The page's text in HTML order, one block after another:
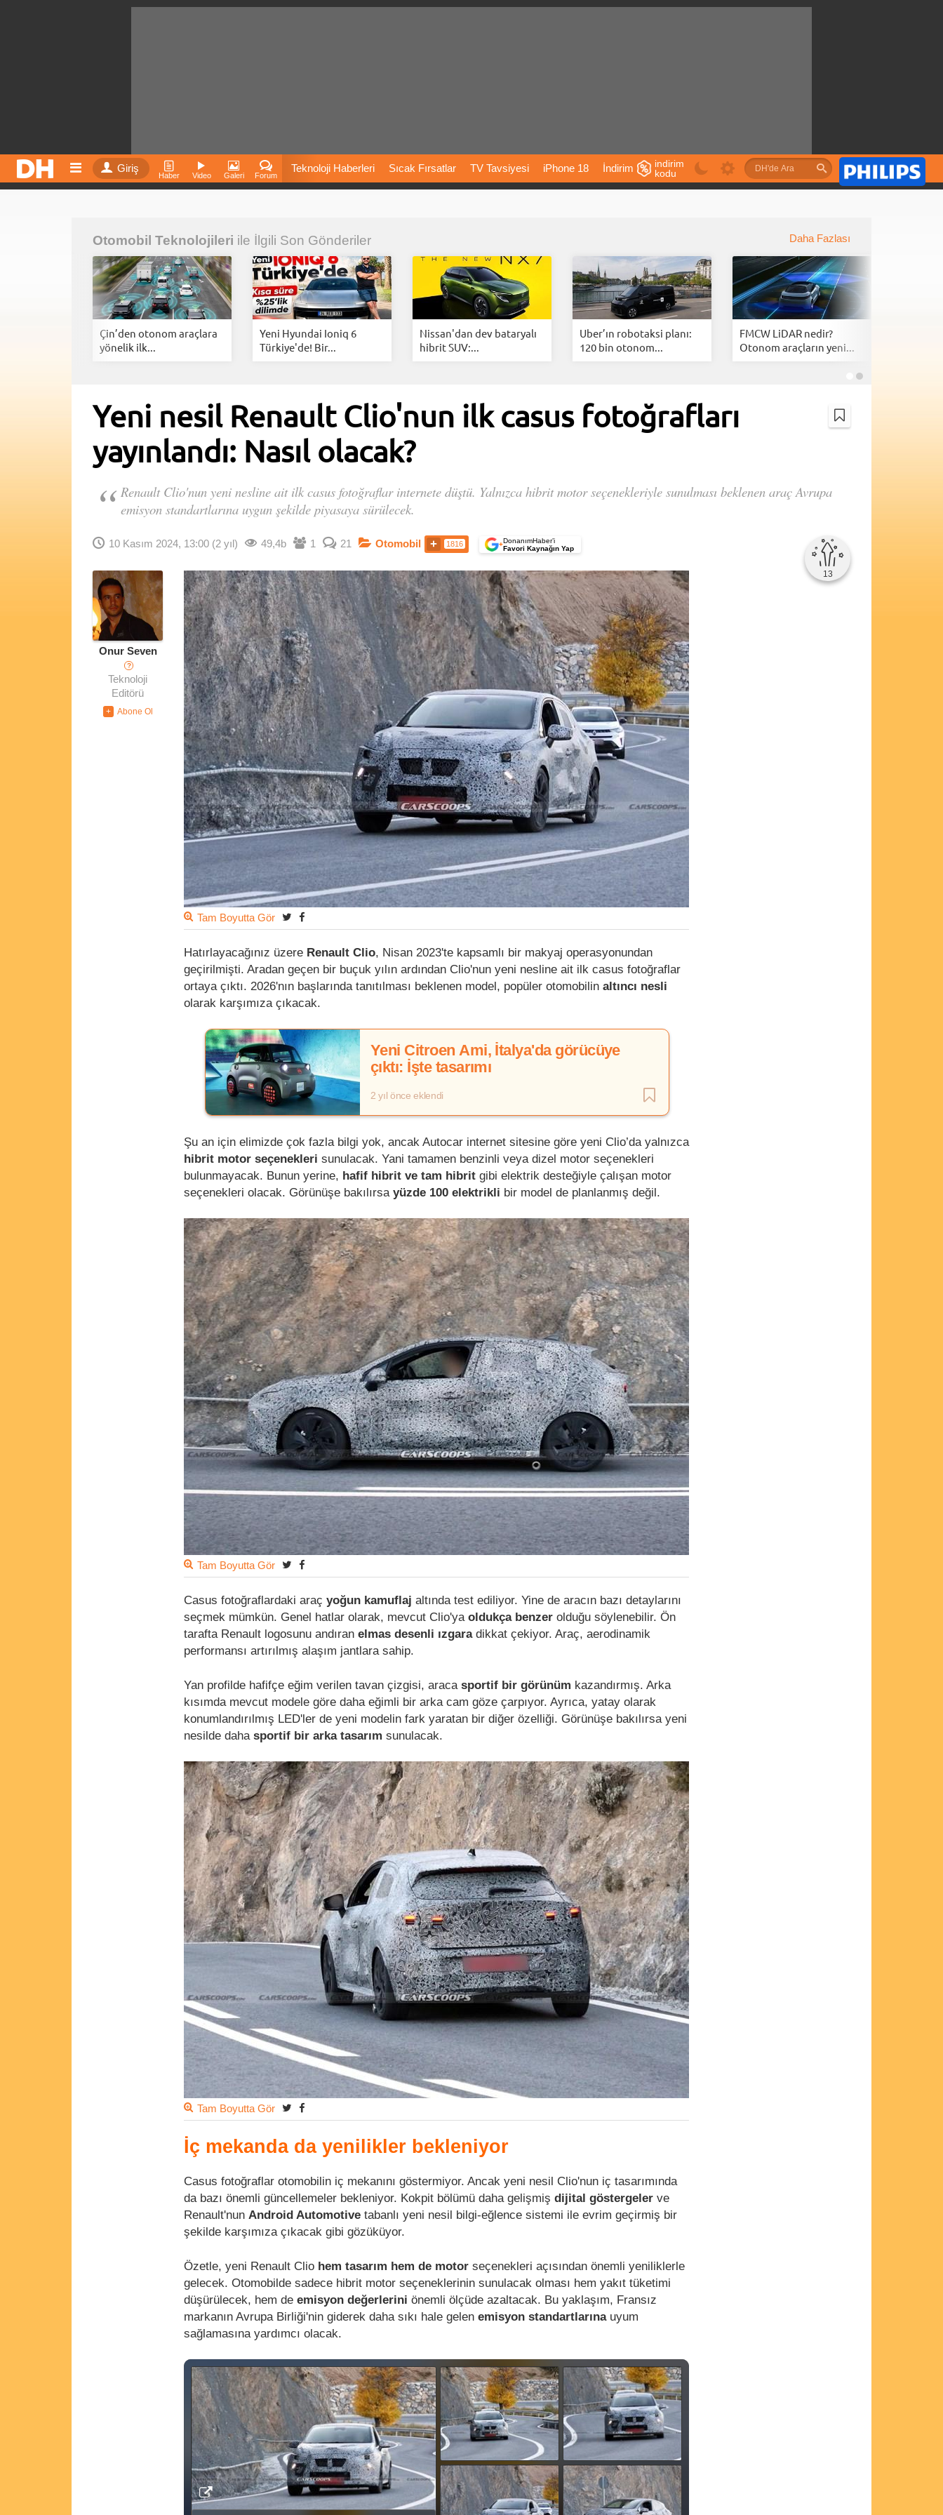
Giriş
Haber Video Galeri Forum
Teknoloji Haberleri Sıcak Fırsatlar TV Tavsiyesi iPhone 18 İndirim
Fiyatları Vizyondaki
İnstagram Dondurma İnstagram Çöktü Mü
indirim
kodu
Otomobil Teknolojileri ile İlgili Son Gönderiler Daha Fazlası
Çin’den otonom araçlara
yönelik ilk...
Yeni Hyundai Ioniq 6
Türkiye'de! Bir...
Nissan'dan dev bataryalı
hibrit SUV:...
Uber’ın robotaksi planı:
120 bin otonom...
FMCW LiDAR nedir?
Otonom araçların yeni...
Yeni nesil Renault Clio'nun ilk casus fotoğrafları
yayınlandı: Nasıl olacak?
Renault Clio'nun yeni nesline ait ilk casus fotoğraflar internete düştü. Yalnızca hibrit motor seçenekleriyle sunulması beklenen araç Avrupa
emisyon standartlarına uygun şekilde piyasaya sürülecek.
10 Kasım 2024, 13:00 (2 yıl) 49,4b 1 21 Otomobil 1816 +DonanımHaber’i
Favori Kaynağın Yap
13
Onur Seven
?
Teknoloji
Editörü
Tam Boyutta Gör
Hatırlayacağınız üzere Renault Clio, Nisan 2023'te kapsamlı bir makyaj operasyonundan
geçirilmişti. Aradan geçen bir buçuk yılın ardından Clio'nun yeni nesline ait ilk casus fotoğraflar
ortaya çıktı. 2026'nın başlarında tanıtılması beklenen model, popüler otomobilin altıncı nesli
olarak karşımıza çıkacak.
Yeni Citroen Ami, İtalya'da görücüye
çıktı: İşte tasarımı
2 yıl önce eklendi
Şu an için elimizde çok fazla bilgi yok, ancak Autocar internet sitesine göre yeni Clio’da yalnızca
hibrit motor seçenekleri sunulacak. Yani tamamen benzinli veya dizel motor seçenekleri
bulunmayacak. Bunun yerine, hafif hibrit ve tam hibrit gibi elektrik desteğiyle çalışan motor
seçenekleri olacak. Görünüşe bakılırsa yüzde 100 elektrikli bir model de planlanmış değil.
Tam Boyutta Gör
Casus fotoğraflardaki araç yoğun kamuflaj altında test ediliyor. Yine de aracın bazı detaylarını
seçmek mümkün. Genel hatlar olarak, mevcut Clio'ya oldukça benzer olduğu söylenebilir. Ön
tarafta Renault logosunu andıran elmas desenli ızgaradikkat çekiyor. Araç, aerodinamik
performansı artırılmış alaşım jantlara sahip.
Yan profilde hafifçe eğim verilen tavan çizgisi, araca sportif bir görünüm kazandırmış. Arka
kısımda mevcut modele göre daha eğimli bir arka cam göze çarpıyor. Ayrıca, yatay olarak
konumlandırılmış LED'ler de yeni modelin fark yaratan bir diğer özelliği. Görünüşe bakılırsa yeni
nesilde daha sportif bir arka tasarım sunulacak.
Tam Boyutta Gör
İç mekanda da yenilikler bekleniyor
Casus fotoğraflar otomobilin iç mekanını göstermiyor. Ancak yeni nesil Clio'nun iç tasarımında
da bazı önemli güncellemeler bekleniyor. Kokpit bölümü daha gelişmiş dijital göstergeler ve
Renault'nun Android Automotive tabanlı yeni nesil bilgi-eğlence sistemi ile evrim geçirmiş bir
şekilde karşımıza çıkacak gibi gözüküyor.
Özetle, yeni Renault Clio hem tasarım hem de motor seçenekleri açısından önemli yeniliklerle
gelecek. Otomobilde sadece hibrit motor seçeneklerinin sunulacak olması hem yakıt tüketimi
düşürülecek, hem de emisyon değerlerini önemli ölçüde azaltacak. Bu yaklaşım, Fransız
markanın Avrupa Birliği'nin giderek daha sıkı hale gelen emisyon standartlarınauyum
sağlamasına yardımcı olacak.